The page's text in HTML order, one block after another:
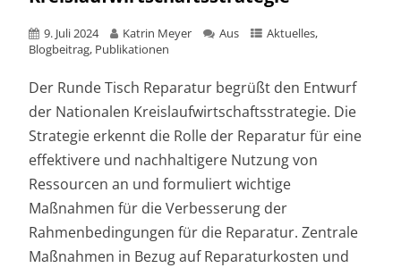
9. Juli 2024 Katrin Meyer Aus Aktuelles,
Blogbeitrag, Publikationen
Der Runde Tisch Reparatur begrüßt den Entwurf
der Nationalen Kreislaufwirtschaftsstrategie. Die
Strategie erkennt die Rolle der Reparatur für eine
effektivere und nachhaltigere Nutzung von
Ressourcen an und formuliert wichtige
Maßnahmen für die Verbesserung der
Rahmenbedingungen für die Reparatur. Zentrale
Maßnahmen in Bezug auf Reparaturkosten und